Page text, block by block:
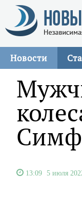
Новости
13:09 5 июля